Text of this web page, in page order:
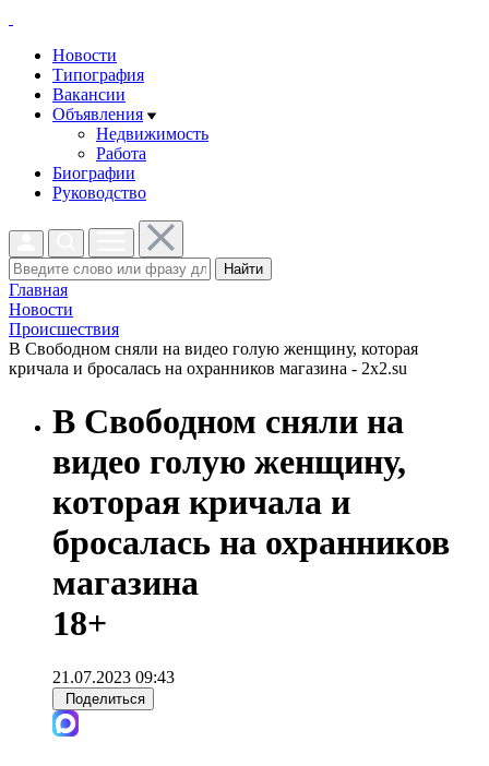
Новости
Типография
Вакансии
Объявления
Недвижимость
Работа
Биографии
Руководство
Найти
Главная
Новости
Проиcшествия
В Свободном сняли на видео голую женщину, которая
кричала и бросалась на охранников магазина - 2x2.su
В Свободном сняли на
видео голую женщину,
которая кричала и
бросалась на охранников
магазина
18+
21.07.2023 09:43
Поделиться